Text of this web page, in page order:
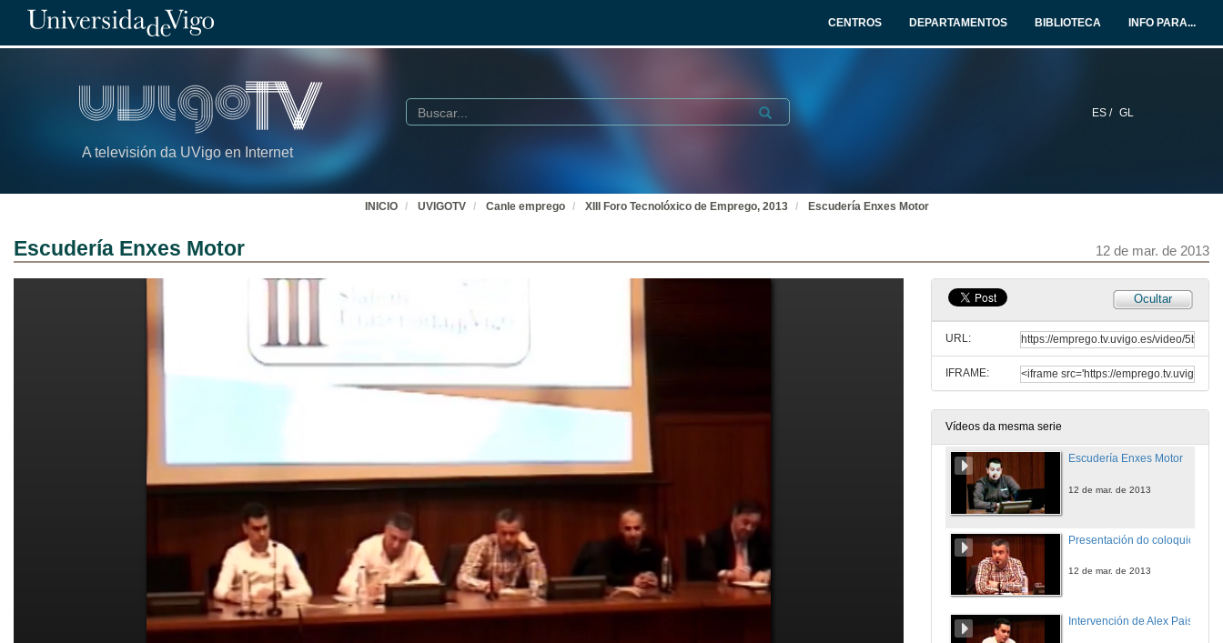
CENTROS DEPARTAMENTOS BIBLIOTECA INFO PARA...
A televisión da UVigo en Internet
ES / GL
Buscar Submit
INICIO UVIGOTV Canle emprego XIII Foro Tecnolóxico de Emprego, 2013 Escudería Enxes Motor
Escudería Enxes Motor 12 de mar. de 2013
Ocultar
URL:
IFRAME:
Vídeos da mesma serie
Quenda de preguntas
12 de mar. de 2013
Pedro Barrié de la Maza
Quenda de preguntas
12 de mar. de 2013
Escudería Enxes Motor
12 de mar. de 2013
Presentación do coloquio
12 de mar. de 2013
Intervención de Alex Pais